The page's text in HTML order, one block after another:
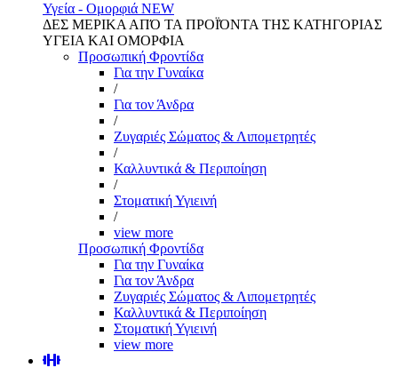
Υγεία - Ομορφιά NEW
ΔΕΣ ΜΕΡΙΚΑ ΑΠΌ ΤΑ ΠΡΟΪΌΝΤΑ ΤΗΣ ΚΑΤΗΓΟΡΙΑΣ
ΥΓΕΙΑ ΚΑΙ ΟΜΟΡΦΙΑ
Προσωπική Φροντίδα
Για την Γυναίκα
/
Για τον Άνδρα
/
Ζυγαριές Σώματος & Λιπομετρητές
/
Καλλυντικά & Περιποίηση
/
Στοματική Υγιεινή
/
view more
Προσωπική Φροντίδα
Για την Γυναίκα
Για τον Άνδρα
Ζυγαριές Σώματος & Λιπομετρητές
Καλλυντικά & Περιποίηση
Στοματική Υγιεινή
view more